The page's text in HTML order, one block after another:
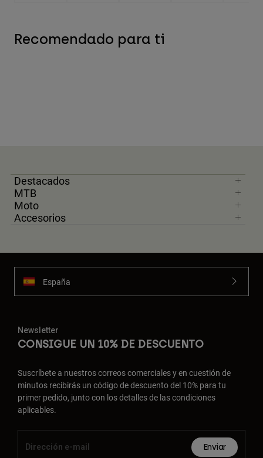
Recomendado para ti
Destacados
MTB
Moto
Accesorios
España
Newsletter
CONSIGUE UN 10% DE DESCUENTO
Suscríbete a nuestros correos comerciales y en cuestión de
minutos recibirás un código de descuento del 10% para tu
primer pedido, junto con los detalles de las condiciones
aplicables.
Enviar